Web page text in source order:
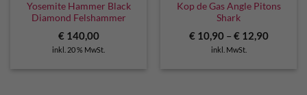
Yosemite Hammer Black
Diamond Felshammer
€ 140,00
inkl. 20 % MwSt.
Kop de Gas Angle Pitons
Shark
€ 10,90– € 12,90
inkl. MwSt.